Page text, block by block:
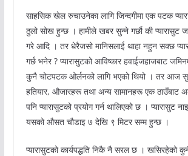
साहसिक खेल रुचाउनेका लागि जिन्दगीमा एक पटक
ठुलो सोख हुन्छ । हामीले खबर सुन्ने गर्छौ की प्यारासुट
गरे आदि । तर धेरैजसो मानिसलाई थाहा नहुन सक्छ
गर्छ भनेर ? प्यारासुटको आविष्कार हवाईजहाजबाट
कुनै चोटपटक ओर्लनको लागि भएको थियो । तर आज
हतियार, औजारहरू तथा अन्य सामानहरू एक ठाउँबाट
पनि प्यारासुटको प्रयोग गर्न थालिएको छ । प्यारासुट
यसको औसत चौडाइ ७ देखि ९ मिटर सम्म हुन्छ ।
प्यारासुटको कार्यपद्धति निकै नै सरल छ । खसिरहेको